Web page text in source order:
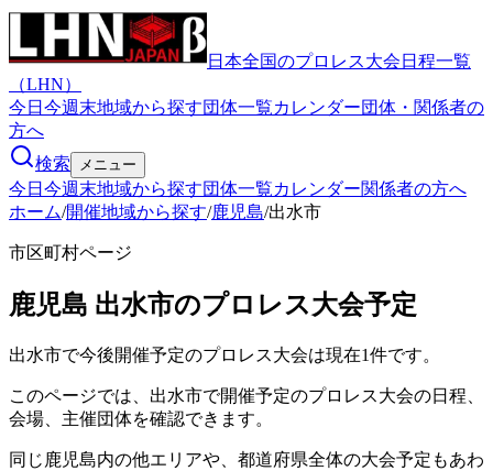
日本全国のプロレス大会日程一覧
（LHN）
今日 今週末地域から探す団体一覧カレンダー団体・関係者の
方へ
検索
メニュー
今日 今週末地域から探す団体一覧カレンダー関係者の方へ
ホーム/開催地域から探す/鹿児島/出水市
市区町村ページ
鹿児島 出水市のプロレス大会予定
出水市で今後開催予定のプロレス大会は現在1件です。
このページでは、出水市で開催予定のプロレス大会の日程、
会場、主催団体を確認できます。
同じ鹿児島内の他エリアや、都道府県全体の大会予定もあわ